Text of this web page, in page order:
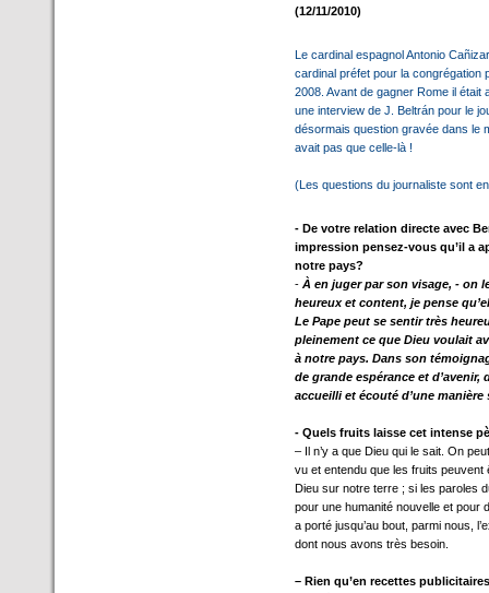
(12/11/2010)
Le cardinal espagnol Antonio
cardinal préfet pour la congrégation
2008. Avant de gagner Rome il était
une interview de J. Beltrán pour le
désormais question gravée dans le
avait pas que celle-là !
(Les questions du journaliste sont
- De votre relation directe avec
impression pensez-vous qu’il a
notre pays?
- À en juger par son visage, - on
heureux et content, je pense
Le Pape peut se sentir très
pleinement ce que Dieu voulait
à notre pays. Dans son
de grande espérance et
accueilli et écouté d’une
- Quels fruits laisse cet intense
– Il n’y a que Dieu qui le sait. On
vu et entendu que les fruits
Dieu sur notre terre ; si les paroles
pour une humanité nouvelle et pour
a porté jusqu’au bout, parmi nous,
dont nous avons très besoin.
– Rien qu’en recettes